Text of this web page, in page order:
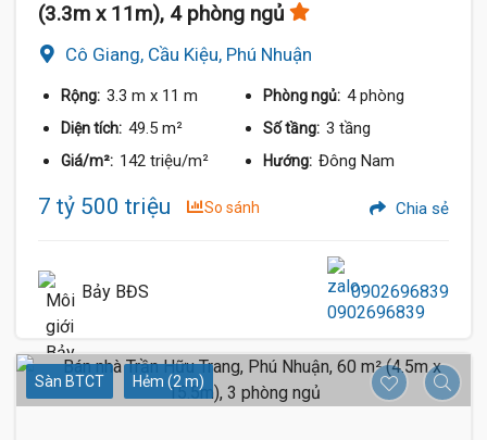
(3.3m x 11m), 4 phòng ngủ
Cô Giang, Cầu Kiệu, Phú Nhuận
Rộng: 3.3 m x 11 m Phòng ngủ: 4 phòng
Diện tích: 49.5 m² Số tầng: 3 tầng
Giá/m²: 142 triệu/m² Hướng: Đông Nam
7 tỷ 500 triệu So sánh Chia sẻ
Bảy BĐS 0902696839
Sàn BTCT Hẻm (2 m)